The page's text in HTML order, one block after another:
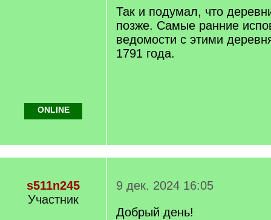
Так и подумал, что
позже. Самые ранние
ведомости с этими
1791 года.
ONLINE
s511n245
Участник
9 дек. 2024 16:05
Добрый день!